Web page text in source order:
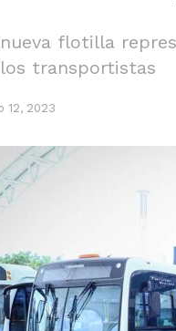
flotilla
transportistas
12, 2023